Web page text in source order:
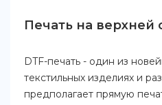
Печать на верхней
DTF-печать - один из
текстильных изделиях и
предполагает прямую